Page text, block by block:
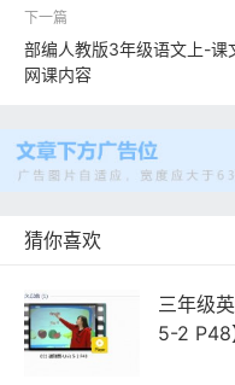
部编人教版3年级语文上-
网课内容
猜你喜欢
三年级
5-2 P48